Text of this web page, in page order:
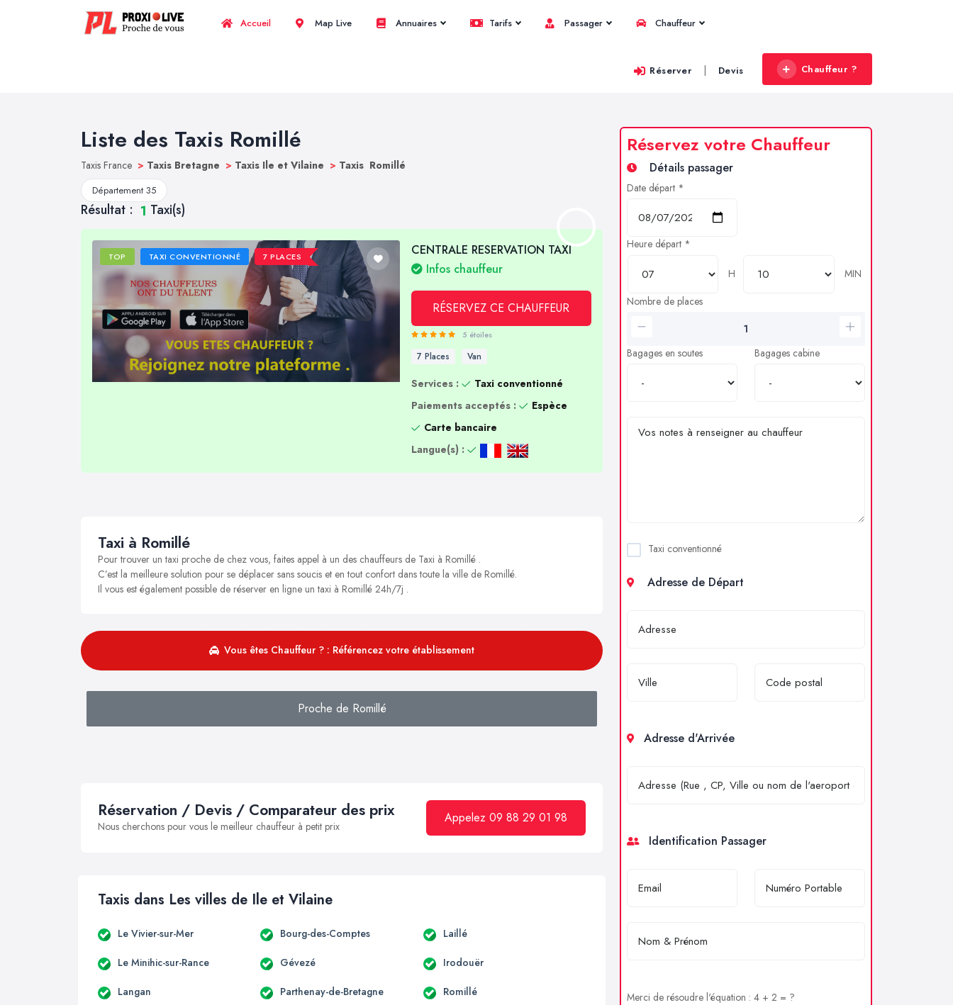
Accueil Map Live Annuaires Tarifs Passager Chauffeur
Réserver | Devis Chauffeur ?
Liste des Taxis Romillé
Taxis France > Taxis Bretagne > Taxis Ile et Vilaine > Taxis Romillé
Département 35
Résultat : 1 Taxi(s)
TOP TAXI CONVENTIONNÉ 7 PLACES
CENTRALE RESERVATION TAXI
Infos chauffeur
RÉSERVEZ CE CHAUFFEUR
5 étoiles
7 Places Van
Services :
Taxi conventionné
Paiements acceptés :
Espèce
Carte bancaire
Langue(s) :
Taxi à Romillé
Pour trouver un taxi proche de chez vous, faites appel à un des chauffeurs de Taxi à Romillé .
C’est la meilleure solution pour se déplacer sans soucis et en tout confort dans toute la ville de Romillé.
Il vous est également possible de réserver en ligne un taxi à Romillé 24h/7j .
Vous êtes Chauffeur ? : Référencez votre établissement
Proche de Romillé
Réservation / Devis / Comparateur des prix
Nous cherchons pour vous le meilleur chauffeur à petit prix
Appelez 09 88 29 01 98
Taxis dans Les villes de Ile et Vilaine
Le Vivier-sur-Mer Bourg-des-Comptes Laillé
Le Minihic-sur-Rance Gévezé Irodouër
Langan Parthenay-de-Bretagne Romillé
Réservez votre Chauffeur
Détails passager
Date départ *
Heure départ *
H
MIN
Nombre de places
Bagages en soutes Bagages cabine
Taxi conventionné
Adresse de Départ
Adresse d'Arrivée
Identification Passager
Merci de résoudre l'équation : 4 + 2 = ?